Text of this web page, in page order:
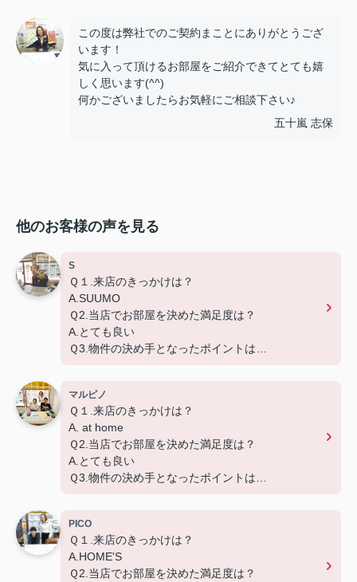
この度は弊社でのご契約まことにありがとうござ
います！
気に入って頂けるお部屋をご紹介できてとても嬉
しく思います(^^)
何かございましたらお気軽にご相談下さい♪
五十嵐 志保
他のお客様の声を見る
S
Ｑ１.来店のきっかけは？
A.SUUMO
Ｑ2.当店でお部屋を決めた満足度は？
A.とても良い
Ｑ3.物件の決め手となったポイントは？
マルピノ
Ｑ１.来店のきっかけは？
A. at home
Ｑ2.当店でお部屋を決めた満足度は？
A.とても良い
Ｑ3.物件の決め手となったポイントは？
PICO
Ｑ１.来店のきっかけは？
A.HOME'S
Ｑ2.当店でお部屋を決めた満足度は？